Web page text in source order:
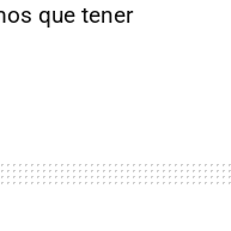
que tener